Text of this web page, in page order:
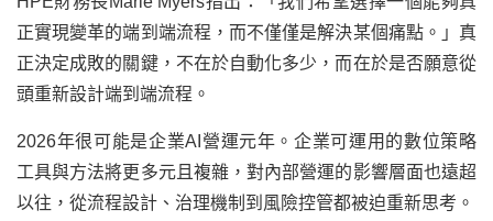
正實現變革的端到端流程，而不僅僅是解決某個痛點。」真
正決定成敗的關鍵，不在於自動化多少，而在於是否願意從
頭重新設計端到端流程。
2026年很可能是企業AI營運元年。企業可運用的數位策略
工具與方法將更多元且複雜，對內部營運的影響層面也遠超
以往，從流程設計、治理機制到風險控管都被迫重新思考。